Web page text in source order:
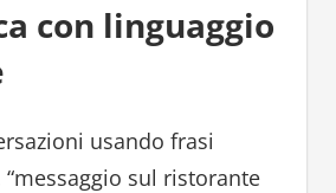
con linguaggio
usando frasi
sul ristorante